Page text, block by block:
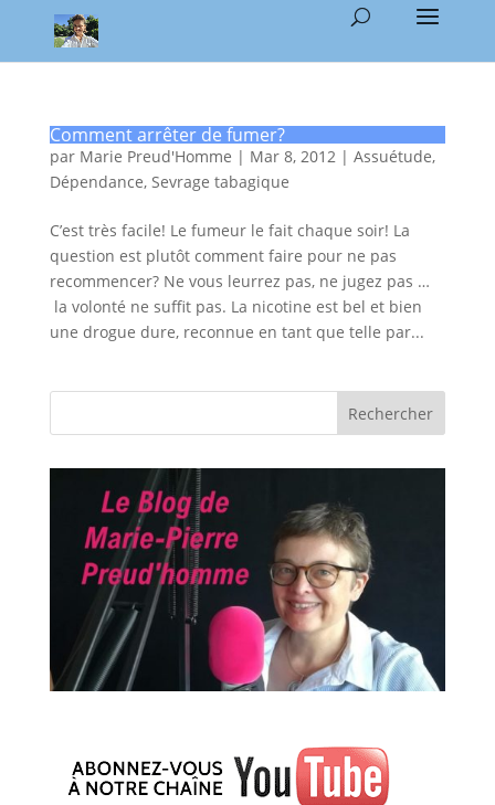
Comment arrêter de fumer?
par Marie Preud'Homme | Mar 8, 2012| Assuétude,
Dépendance, Sevrage tabagique
C’est très facile! Le fumeur le fait chaque soir! La
question est plutôt comment faire pour ne pas
recommencer? Ne vous leurrez pas, ne jugez pas …
la volonté ne suffit pas. La nicotine est bel et bien
une drogue dure, reconnue en tant que telle par...